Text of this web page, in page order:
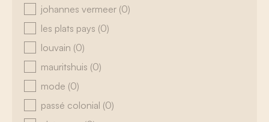
johannes vermeer (0)
les plats pays (0)
louvain (0)
mauritshuis (0)
mode (0)
passé colonial (0)